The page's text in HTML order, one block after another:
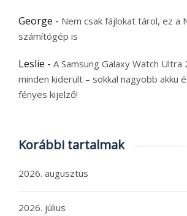
George - Nem csak fájlokat tárol, ez a
számítógép is
Leslie - A Samsung Galaxy Watch Ultra
minden kiderült – sokkal nagyobb akku
fényes kijelző!
Korábbi tartalmak
2026. augusztus
2026. július